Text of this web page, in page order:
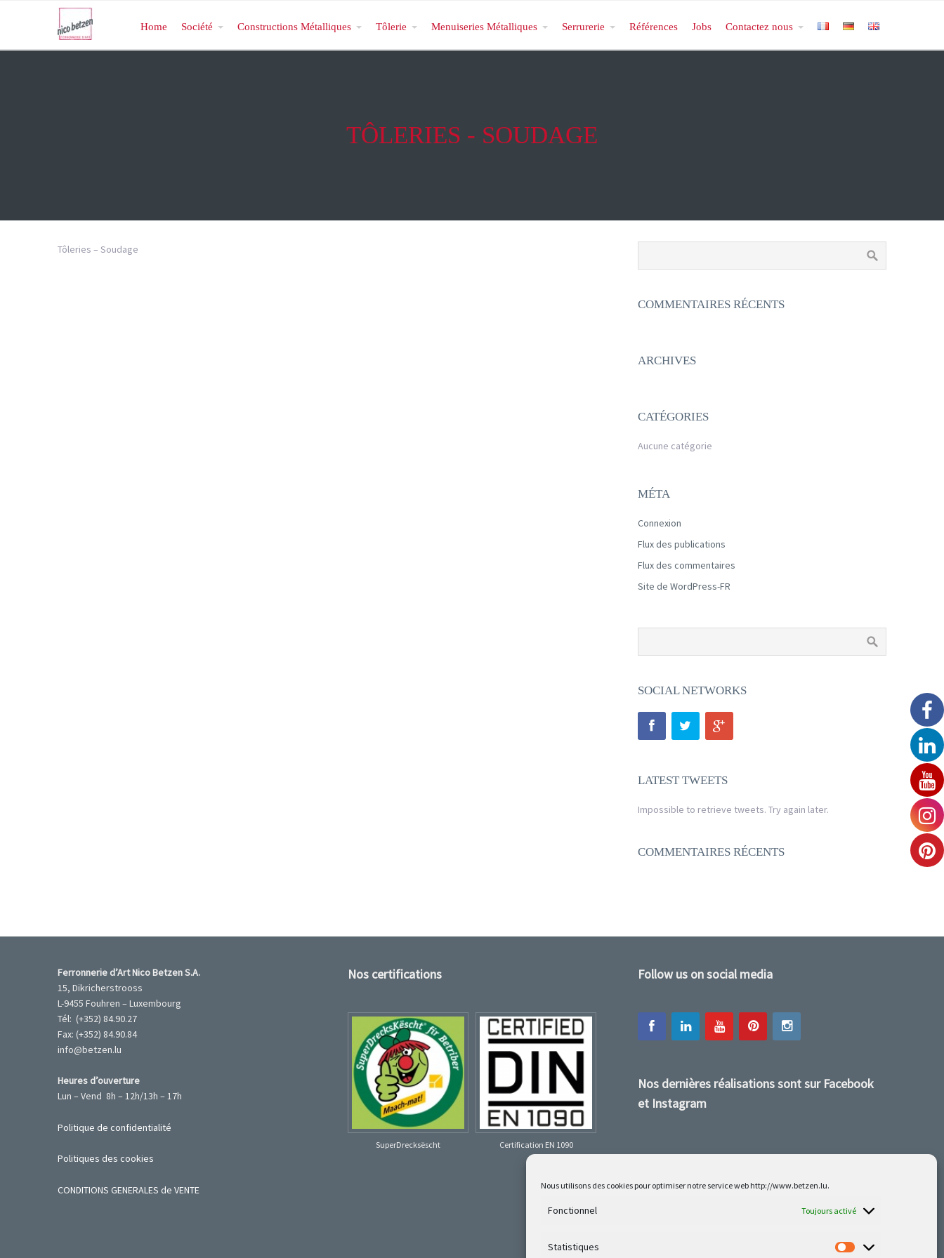
Nous utilisons des cookies pour optimiser notre service web http://www.betzen.lu.
Fonctionnel Toujours activé
Statistiques
Home Société Constructions Métalliques Tôlerie Menuiseries Métalliques Serrurerie Références Jobs Contactez nous
TÔLERIES - SOUDAGE
Tôleries – Soudage
COMMENTAIRES RÉCENTS
ARCHIVES
CATÉGORIES
Aucune catégorie
MÉTA
Connexion
Flux des publications
Flux des commentaires
Site de WordPress-FR
SOCIAL NETWORKS
LATEST TWEETS
Impossible to retrieve tweets. Try again later.
COMMENTAIRES RÉCENTS
Ferronnerie d’Art Nico Betzen S.A.
15, Dikricherstrooss
L-9455 Fouhren – Luxembourg
Tél: (+352) 84.90.27
Fax: (+352) 84.90.84
info@betzen.lu
Heures d’ouverture
Lun – Vend 8h – 12h/13h – 17h
Politique de confidentialité
Politiques des cookies
CONDITIONS GENERALES de VENTE
Nos certifications
SuperDrecksëscht Certification EN 1090
Follow us on social media
Nos dernières réalisations sont sur Facebook
et Instagram